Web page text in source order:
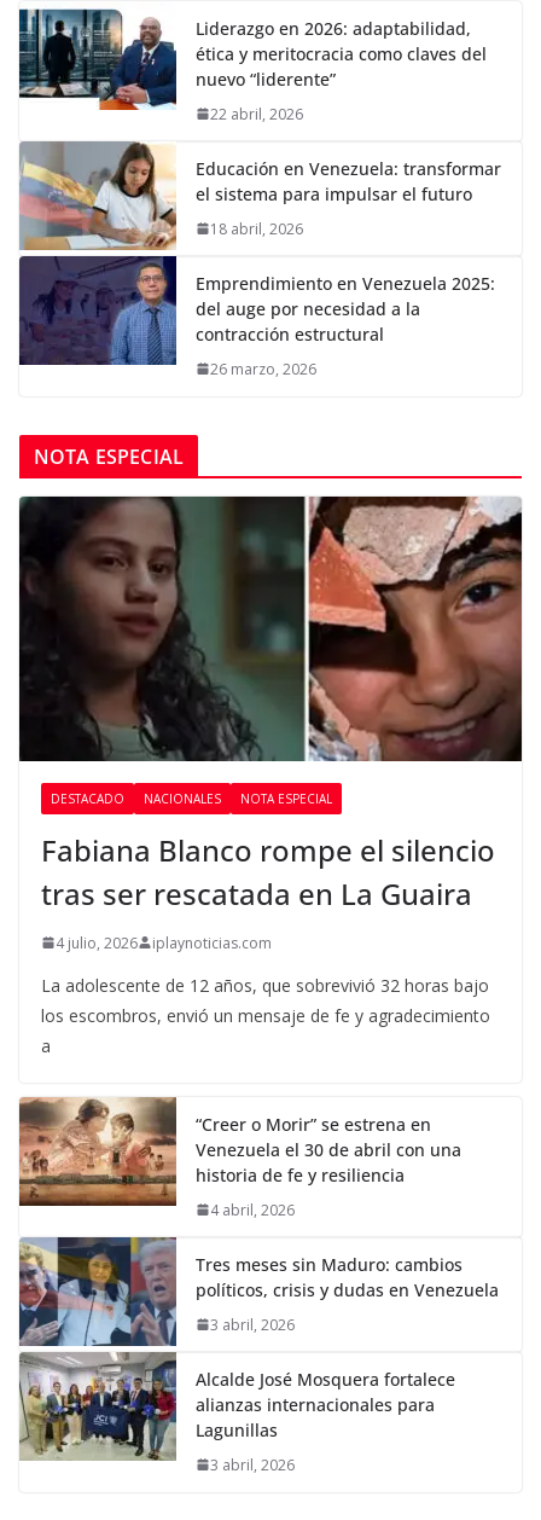
Liderazgo en 2026: adaptabilidad,
ética y meritocracia como claves del
nuevo “liderente”
22 abril, 2026
Educación en Venezuela: transformar
el sistema para impulsar el futuro
18 abril, 2026
Emprendimiento en Venezuela 2025:
del auge por necesidad a la
contracción estructural
26 marzo, 2026
NOTA ESPECIAL
DESTACADO NACIONALES NOTA ESPECIAL
Fabiana Blanco rompe el silencio
tras ser rescatada en La Guaira
4 julio, 2026 iplaynoticias.com
La adolescente de 12 años, que sobrevivió 32 horas bajo
los escombros, envió un mensaje de fe y agradecimiento
a
“Creer o Morir” se estrena en
Venezuela el 30 de abril con una
historia de fe y resiliencia
4 abril, 2026
Tres meses sin Maduro: cambios
políticos, crisis y dudas en Venezuela
3 abril, 2026
Alcalde José Mosquera fortalece
alianzas internacionales para
Lagunillas
3 abril, 2026